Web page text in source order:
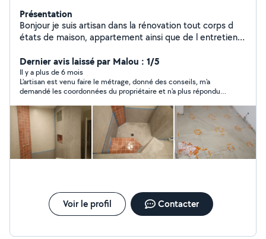
Présentation
Bonjour je suis artisan dans la rénovation tout corps d
états de maison, appartement ainsi que de l entretien
Cordialement, VALENTIN Lee
Dernier avis laissé par Malou : 1/5
Il y a plus de 6 mois
L'artisan est venu faire le métrage, donné des conseils, m'a
demandé les coordonnées du propriétaire et n'a plus répondu,
Voir le profil Contacter